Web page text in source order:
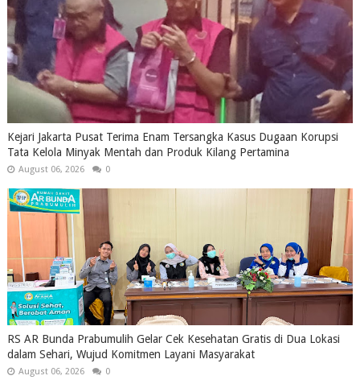
Kejari Jakarta Pusat Terima Enam Tersangka Kasus Dugaan Korupsi
Tata Kelola Minyak Mentah dan Produk Kilang Pertamina
August 06, 2026 0
RS AR Bunda Prabumulih Gelar Cek Kesehatan Gratis di Dua Lokasi
dalam Sehari, Wujud Komitmen Layani Masyarakat
August 06, 2026 0